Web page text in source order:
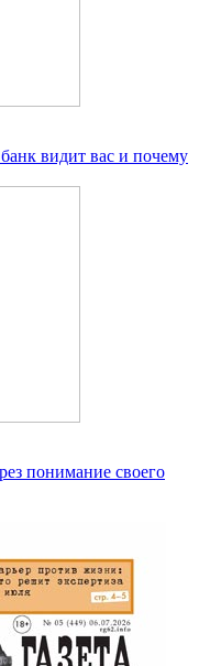
видит вас и почему
понимание своего